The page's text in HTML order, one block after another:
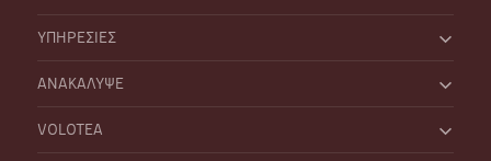
ΥΠΗΡΕΣΙΕΣ
ΑΝΑΚΑΛΥΨΕ
VOLOTEA